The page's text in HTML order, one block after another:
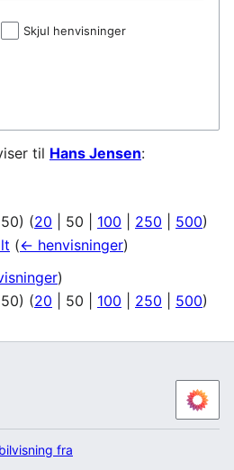
Skjul henvisninger
til Hans Jensen:
) (20 50 100 250 500)
(← henvisninger)
)
) (20 50 100 250 500)
fra